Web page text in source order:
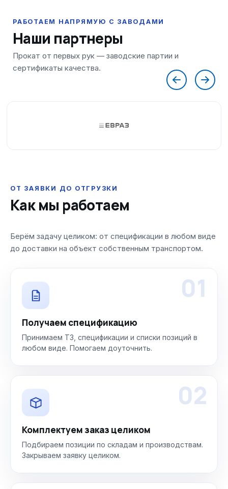
Наши партнеры
ОТ ЗАЯВКИ ДО ОТГРУЗКИ
Как мы работаем
Берём задачу целиком: от спецификации в любом виде
до доставки на объект собственным транспортом.
01
Получаем спецификацию
Принимаем ТЗ, спецификации и списки позиций в
любом виде. Помогаем доуточнить.
02
Комплектуем заказ целиком
Подбираем позиции по складам и производствам.
Закрываем заявку целиком.